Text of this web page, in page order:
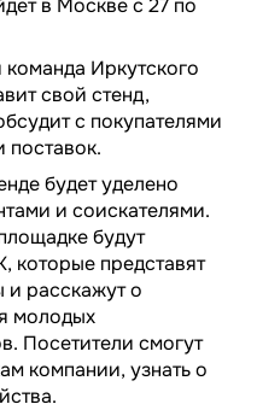
Иркутского
свой стенд,
с покупателями
поставок.
будет уделено
и соискателями.
будут
которые представят
расскажут о
молодых
Посетители смогут
компании, узнать о